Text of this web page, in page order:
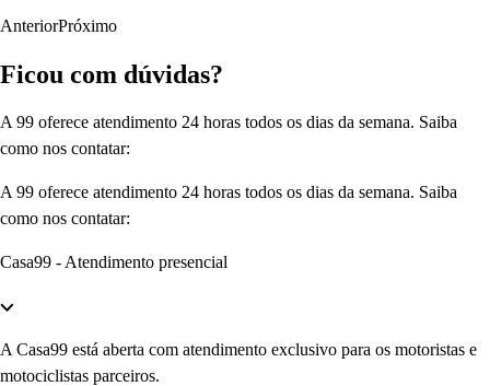
AnteriorPróximo
Ficou com dúvidas?
A 99 oferece atendimento 24 horas todos os dias da semana. Saiba
como nos contatar:
A 99 oferece atendimento 24 horas todos os dias da semana. Saiba
como nos contatar:
Casa99 - Atendimento presencial
A Casa99 está aberta com atendimento exclusivo para os motoristas e
motociclistas parceiros.